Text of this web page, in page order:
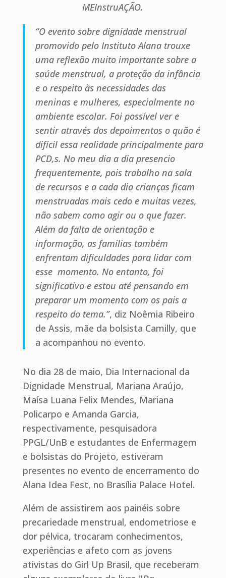
MEInstruAÇÃO.
“O evento sobre dignidade menstrual
promovido pelo Instituto Alana trouxe
uma reflexão muito importante sobre a
saúde menstrual, a proteção da infância
e o respeito às necessidades das
meninas e mulheres, especialmente no
ambiente escolar. Foi possível ver e
sentir através dos depoimentos o quão é
difícil essa realidade principalmente para
PCD,s. No meu dia a dia presencio
frequentemente, pois trabalho na sala
de recursos e a cada dia crianças ficam
menstruadas mais cedo e muitas vezes,
não sabem como agir ou o que fazer.
Além da falta de orientação e
informação, as famílias também
enfrentam dificuldades para lidar com
esse momento. No entanto, foi
significativo e estou até pensando em
preparar um momento com os pais a
respeito do tema.”, diz Noêmia Ribeiro
de Assis, mãe da bolsista Camilly, que
a acompanhou no evento.
No dia 28 de maio, Dia Internacional da
Dignidade Menstrual, Mariana Araújo,
Maísa Luana Felix Mendes, Mariana
Policarpo e Amanda Garcia,
respectivamente, pesquisadora
PPGL/UnB e estudantes de Enfermagem
e bolsistas do Projeto, estiveram
presentes no evento de encerramento do
Alana Idea Fest, no Brasília Palace Hotel.
Além de assistirem aos painéis sobre
precariedade menstrual, endometriose e
dor pélvica, trocaram conhecimentos,
experiências e afeto com as jovens
ativistas do Girl Up Brasil, que receberam